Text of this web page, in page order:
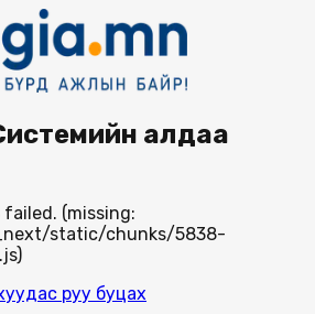
алдаа
(missing:
static/chunks/5838-
руу буцах